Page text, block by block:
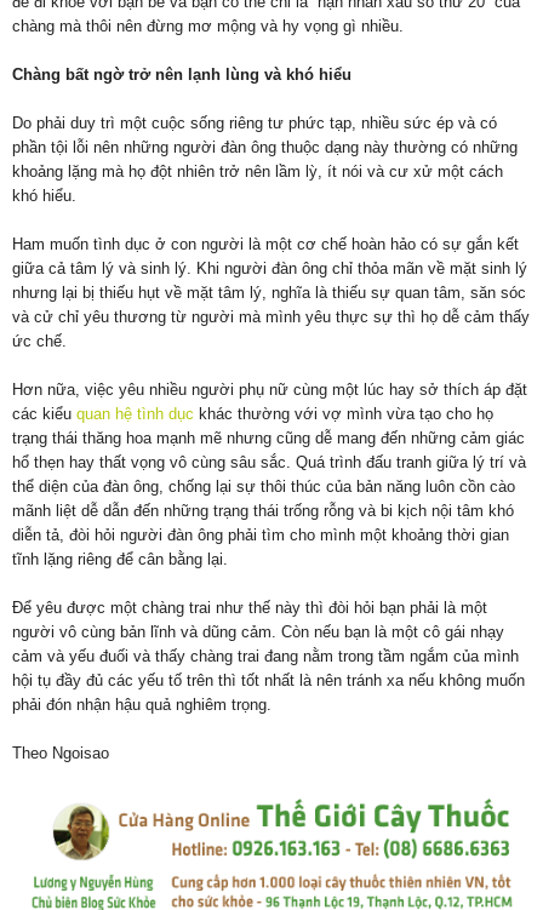
chàng mà thôi nên đừng mơ mộng và hy vọng gì nhiều.
Chàng bất ngờ trở nên lạnh lùng và khó hiểu
Do phải duy trì một cuộc sống riêng tư phức tạp, nhiều sức ép và có
phần tội lỗi nên những người đàn ông thuộc dạng này thường có những
khoảng lặng mà họ đột nhiên trở nên lầm lỳ, ít nói và cư xử một cách
khó hiểu.
Ham muốn tình dục ở con người là một cơ chế hoàn hảo có sự gắn kết
giữa cả tâm lý và sinh lý. Khi người đàn ông chỉ thỏa mãn về mặt sinh lý
nhưng lại bị thiếu hụt về mặt tâm lý, nghĩa là thiếu sự quan tâm, săn sóc
và cử chỉ yêu thương từ người mà mình yêu thực sự thì họ dễ cảm thấy
ức chế.
Hơn nữa, việc yêu nhiều người phụ nữ cùng một lúc hay sở thích áp đặt
các kiểu quan hệ tình dục khác thường với vợ mình vừa tạo cho họ
trạng thái thăng hoa mạnh mẽ nhưng cũng dễ mang đến những cảm giác
hổ thẹn hay thất vọng vô cùng sâu sắc. Quá trình đấu tranh giữa lý trí và
thể diện của đàn ông, chống lại sự thôi thúc của bản năng luôn cồn cào
mãnh liệt dễ dẫn đến những trạng thái trống rỗng và bi kịch nội tâm khó
diễn tả, đòi hỏi người đàn ông phải tìm cho mình một khoảng thời gian
tĩnh lặng riêng để cân bằng lại.
Để yêu được một chàng trai như thế này thì đòi hỏi bạn phải là một
người vô cùng bản lĩnh và dũng cảm. Còn nếu bạn là một cô gái nhạy
cảm và yếu đuối và thấy chàng trai đang nằm trong tầm ngắm của mình
hội tụ đầy đủ các yếu tố trên thì tốt nhất là nên tránh xa nếu không muốn
phải đón nhận hậu quả nghiêm trọng.
Theo Ngoisao